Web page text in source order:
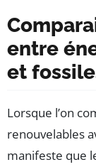
entre
et
Lorsque l’on
renouvelables
manifeste que